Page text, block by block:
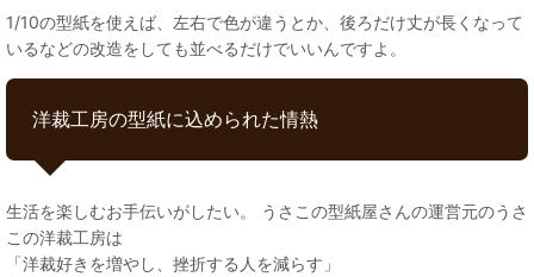
1/10の型紙を使えば、左右で色が違うとか、後ろだけ丈が長くなって
いるなどの改造をしても並べるだけでいいんですよ。
洋裁工房の型紙に込められた情熱
生活を楽しむお手伝いがしたい。 うさこの型紙屋さんの運営元のうさ
この洋裁工房は
「洋裁好きを増やし、挫折する人を減らす」